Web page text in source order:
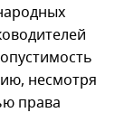
несмотря
права